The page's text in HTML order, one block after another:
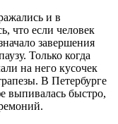
и в
что если человек
завершения
Только когда
на него кусочек
В Петербурге
выпивалась быстро,